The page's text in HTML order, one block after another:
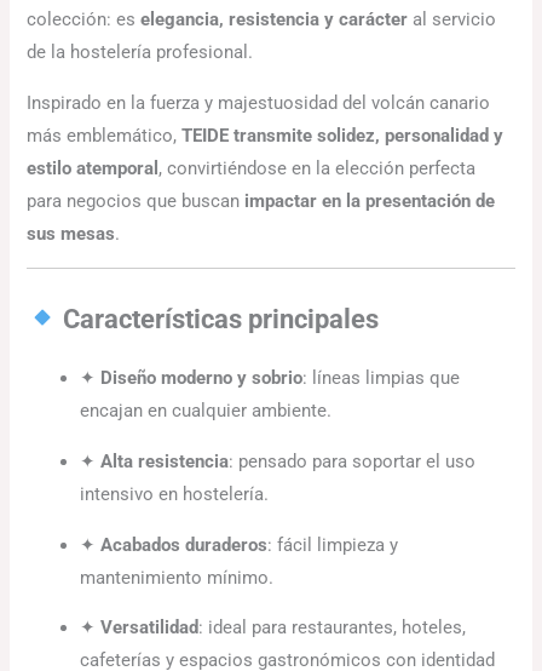
colección: eselegancia, resistencia y carácter al servicio
de la hostelería profesional.
Inspirado en la fuerza y majestuosidad del volcán canario
más emblemático,TEIDE transmite solidez, personalidad y
estilo atemporal , convirtiéndose en la elección perfecta
para negocios que buscan impactar en la presentación de
sus mesas.
Características principales
✦ Diseño moderno y sobrio: líneas limpias que
encajan en cualquier ambiente.
✦Alta resistencia: pensado para soportar el uso
intensivo en hostelería.
✦Acabados duraderos: fácil limpieza y
mantenimiento mínimo.
✦Versatilidad: ideal para restaurantes, hoteles,
cafeterías y espacios gastronómicos con identidad